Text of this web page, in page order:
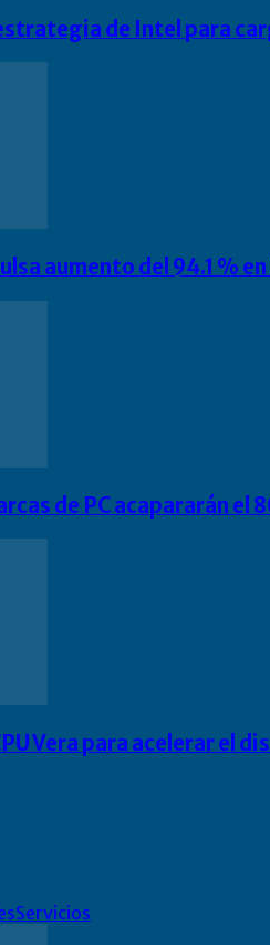
de Intel para
aumento del 94.1 %
de PC acapararán el
Vera para acelerar el
Servicios